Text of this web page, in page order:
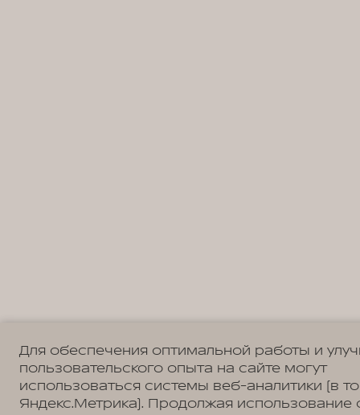
Для обеспечения оптимальной работы и
пользовательского опыта на сайте могут
использоваться системы веб-аналитики (в
Яндекс.Метрика). Продолжая использование